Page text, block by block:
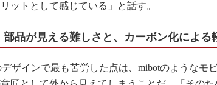
ットとして感じている」と話す。
品が見える難しさと、カーボン化による
ザインで最も苦労した点は、mibotのようなモ